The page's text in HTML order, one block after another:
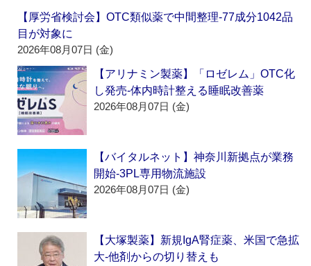
【厚労省検討会】OTC類似薬で中間整理‐77成分1042品
目が対象に
2026年08月07日 (金)
【アリナミン製薬】「ロゼレム」OTC化
し発売‐体内時計整える睡眠改善薬
2026年08月07日 (金)
【バイタルネット】神奈川新拠点が業務
開始‐3PL専用物流施設
2026年08月07日 (金)
【大塚製薬】新規IgA腎症薬、米国で急拡
大‐他剤からの切り替えも